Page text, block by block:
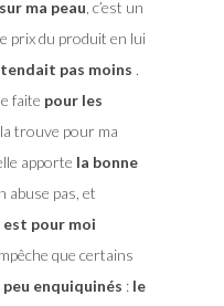
ma peau , c’est un
prix du produit en lui
pas moins .
faite pour les
la trouve pour ma
apporte la bonne
abuse pas, et
pour moi
que certains
peu enquiquinés : le